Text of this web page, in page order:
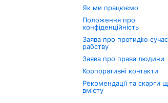
Як ми працюємо
Положення про
конфіденційність
Заява про протидію
рабству
Заява про права людини
Корпоративні контакти
Рекомендації та скарги
вмісту